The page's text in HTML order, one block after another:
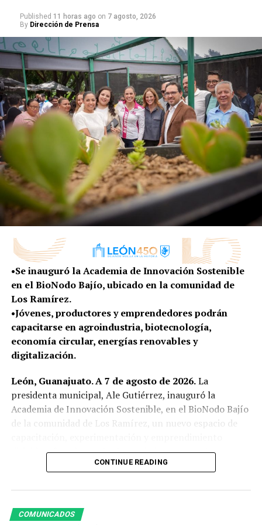
cívico.
Tras este hecho que terminó en la detención de un
hombre, el operador del transporte público continuó
con el recorrido de la unidad.
RELATED TOPICS:
UP NEXT
RECIBEN ATLETAS Y ENTRENADORES PREMIO DEL DEPORTE
2022 Y RECONOCIMIENTO SOY DE LEÓN
PROMUEVEN “VIVA LEÓN”, EN CELAYA
Published 11 horas ago on 7 agosto, 2026
By Dirección de Prensa
•Se inauguró la Academia de Innovación Sostenible
en el BioNodo Bajío, ubicado en la comunidad de
Los Ramírez.
•Jóvenes, productores y emprendedores podrán
capacitarse en agroindustria, biotecnología,
economía circular, energías renovables y
digitalización.
León, Guanajuato. A 7 de agosto de 2026.La
presidenta municipal, Ale Gutiérrez, inauguró la
Academia de Innovación Sostenible, en el BioNodo Bajío
de la comunidad de Los Ramírez, un nuevo espacio de
dirigido a fortalecer el talento de la zona rural.
las comunidades rurales de León para convertir ideas en
soluciones y generar nuevas oportunidades de
desarrollo. Ubicada en la comunidad de Los Ramírez, la
CONTINUE READING
COMUNICADOS